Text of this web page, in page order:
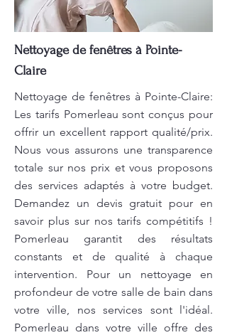
Nettoyage de fenêtres à Pointe-
Claire
Nettoyage de fenêtres à Pointe-Claire:
Les tarifs Pomerleau sont conçus pour
offrir un excellent rapport qualité/prix.
Nous vous assurons une transparence
totale sur nos prix et vous proposons
des services adaptés à votre budget.
Demandez un devis gratuit pour en
savoir plus sur nos tarifs compétitifs !
Pomerleau garantit des résultats
constants et de qualité à chaque
intervention. Pour un nettoyage en
profondeur de votre salle de bain dans
votre ville, nos services sont l'idéal.
Pomerleau dans votre ville offre des